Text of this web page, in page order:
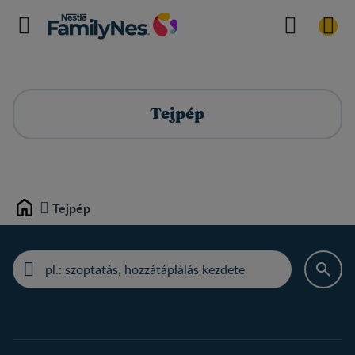
Tejpép
Home Tejpép